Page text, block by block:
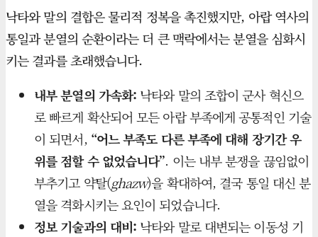
낙타와 말의 결합은 물리적 정복을 촉진했지만, 아랍 역사의
통일과 분열의 순환이라는 더 큰 맥락에서는 분열을 심화시
키는 결과를 초래했습니다.
내부 분열의 가속화: 낙타와 말의 조합이 군사 혁신으
로 빠르게 확산되어 모든 아랍 부족에게 공통적인 기술
이 되면서, “어느 부족도 다른 부족에 대해 장기간 우
위를 점할 수 없었습니다”. 이는 내부 분쟁을 끊임없이
부추기고 약탈(ghazw)을 확대하여, 결국 통일 대신 분
열을 격화시키는 요인이 되었습니다.
정보 기술과의 대비: 낙타와 말로 대변되는 이동성 기